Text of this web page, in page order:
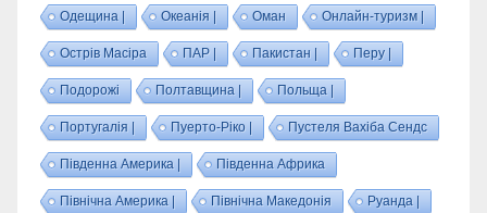
Одещина | Океанія | Оман Онлайн-туризм |
Острів Масіра ПАР | Пакистан | Перу |
Подорожі Полтавщина | Польща |
Португалія | Пуерто-Ріко | Пустеля Вахіба Сендс
Південна Америка | Південна Африка
Північна Америка | Північна Македонія Руанда |